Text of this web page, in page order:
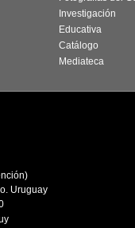
Investigación
Educativa
Catálogo
Mediateca
Uruguay